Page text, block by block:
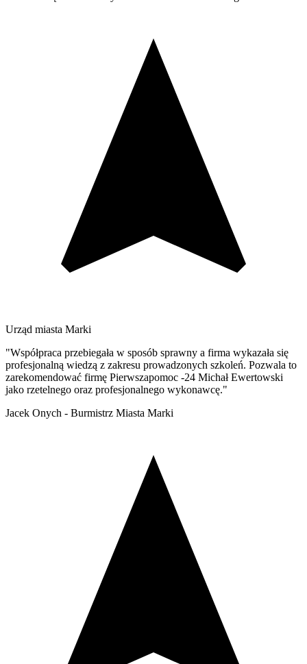
Urząd miasta Marki
"Współpraca przebiegała w sposób sprawny a firma wykazała się
profesjonalną wiedzą z zakresu prowadzonych szkoleń. Pozwala to
zarekomendować firmę Pierwszapomoc -24 Michał Ewertowski
jako rzetelnego oraz profesjonalnego wykonawcę."
Jacek Onych - Burmistrz Miasta Marki